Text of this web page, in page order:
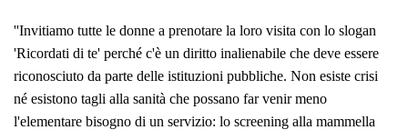
''Invitiamo tutte le donne a prenotare la loro visita con lo slogan
'Ricordati di te' perché c'è un diritto inalienabile che deve essere
riconosciuto da parte delle istituzioni pubbliche. Non esiste crisi
né esistono tagli alla sanità che possano far venir meno
l'elementare bisogno di un servizio: lo screening alla mammella